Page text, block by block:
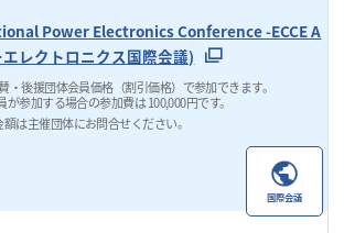
Power Electronics Conference -ECCE A
レクトロニクス国際会議)
・後援団体会員価格（割引価格）で参加できます。
参加する場合の参加費は 100,000円です。
は主催団体にお問合せください。
国際会議